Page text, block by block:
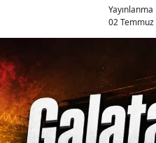
Yayınlanma
02